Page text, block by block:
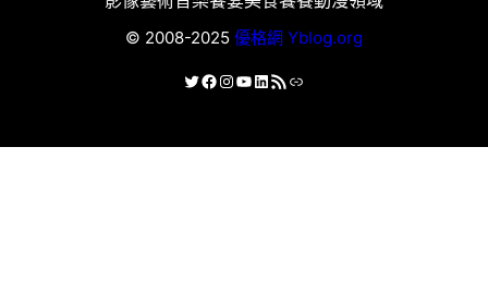
© 2008-2025 優格網 Yblog.org
X Facebook
Instagram
YouTube
LinkedIn
RSS 資訊提供連結